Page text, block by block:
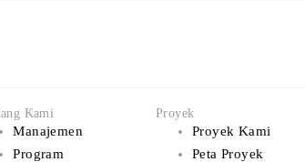
Kami
Manajemen
Program
Proyek
Proyek Kami
Peta Proyek